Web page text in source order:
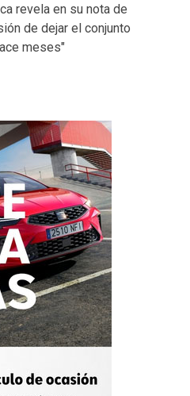
revela en su nota de
de dejar el conjunto
meses"